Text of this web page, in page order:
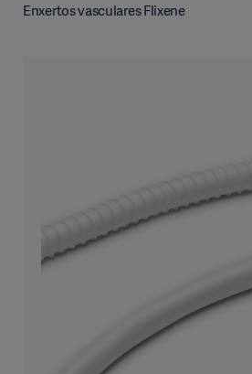
Enxertos vasculares Flixene